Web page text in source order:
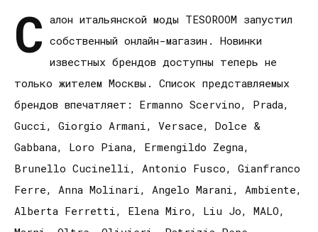
С алон итальянской моды TESOROOM запустил
собственный онлайн-магазин. Новинки
известных брендов доступны теперь не
только жителем Москвы. Список представляемых
брендов впечатляет: Ermanno Scervino, Prada,
Gucci, Giorgio Armani, Versace, Dolce &
Gabbana, Loro Piana, Ermengildo Zegna,
Brunello Cucinelli, Antonio Fusco, Gianfranco
Ferre, Anna Molinari, Angelo Marani, Ambiente,
Alberta Ferretti, Elena Miro, Liu Jo, MALO,